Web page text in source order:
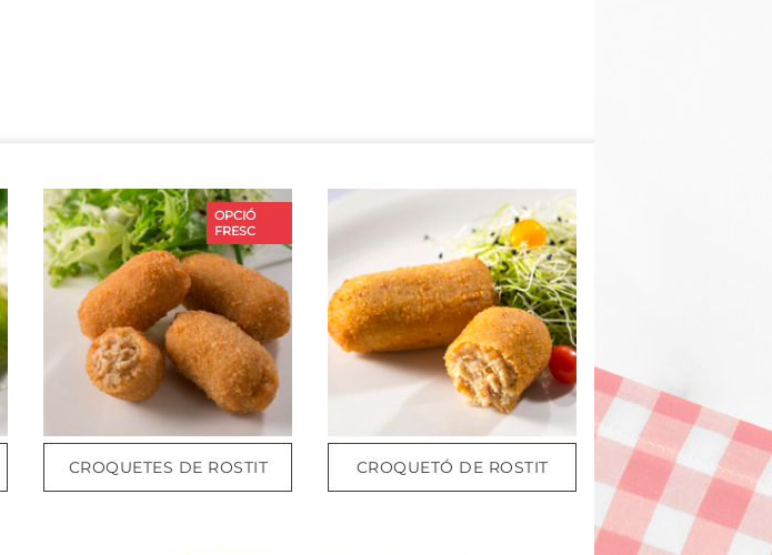
CROQUETES DE ROSTIT
OPCIÓ
FRESC
CROQUETÓ DE ROSTIT